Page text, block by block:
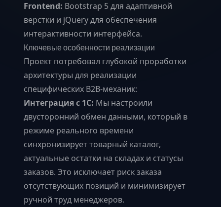
Frontend: Bootstrap 5 для адаптивной
верстки и jQuery для обеспечения
интерактивности интерфейса.
Ключевые особенности реализации
Проект потребовал глубокой проработки
архитектуры для реализации
специфических B2B-механик:
Интеграция с 1С: Мы настроили
двусторонний обмен данными, который в
режиме реального времени
синхронизирует товарный каталог,
актуальные остатки на складах и статусы
заказов. Это исключает риск заказа
отсутствующих позиций и минимизирует
ручной труд менеджеров.